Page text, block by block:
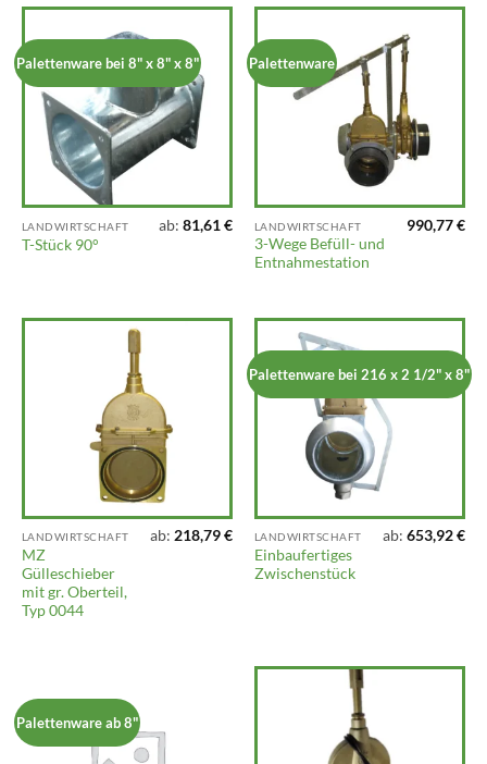
Palettenware bei 8" x 8" x 8"
LANDWIRTSCHAFT
T-Stück 90°
ab:81,61€
Palettenware
LANDWIRTSCHAFT
3-Wege Befüll- und
Entnahmestation
990,77€
LANDWIRTSCHAFT
MZ
Gülleschieber
mit gr. Oberteil,
Typ 0044
ab:218,79€
Palettenware bei 216 x 2 1/2" x 8"
LANDWIRTSCHAFT
Einbaufertiges
Zwischenstück
ab:653,92€
Palettenware ab 8"